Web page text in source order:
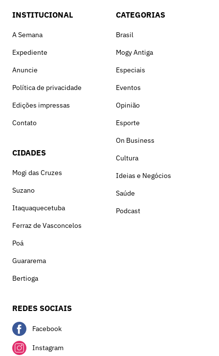
INSTITUCIONAL
A Semana
Expediente
Anuncie
Política de privacidade
Edições impressas
Contato
CIDADES
Mogi das Cruzes
Suzano
Itaquaquecetuba
Ferraz de Vasconcelos
Poá
Guararema
Bertioga
CATEGORIAS
Brasil
Mogy Antiga
Especiais
Eventos
Opinião
Esporte
On Business
Cultura
Ideias e Negócios
Saúde
Podcast
REDES SOCIAIS
Facebook
Instagram